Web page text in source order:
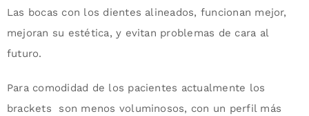
Las bocas con los dientes alineados, funcionan mejor,
mejoran su estética, y evitan problemas de cara al
futuro.
Para comodidad de los pacientes actualmente los
brackets son menos voluminosos, con un perfil más